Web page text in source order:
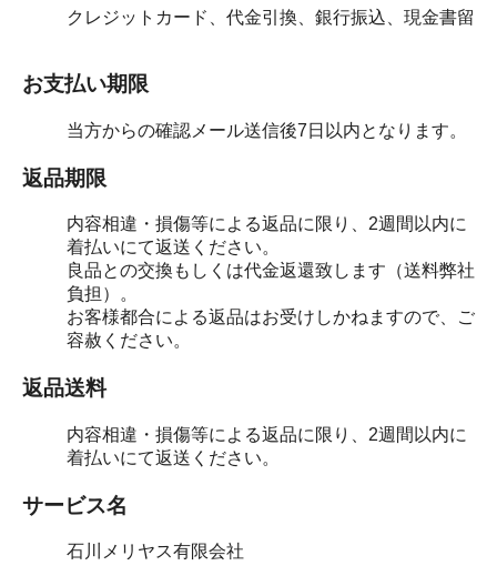
クレジットカード、代金引換、銀行振込、現金書留
お支払い期限
当方からの確認メール送信後7日以内となります。
返品期限
内容相違・損傷等による返品に限り、2週間以内に
着払いにて返送ください。
良品との交換もしくは代金返還致します（送料弊社
負担）。
お客様都合による返品はお受けしかねますので、ご
容赦ください。
返品送料
内容相違・損傷等による返品に限り、2週間以内に
着払いにて返送ください。
サービス名
石川メリヤス有限会社